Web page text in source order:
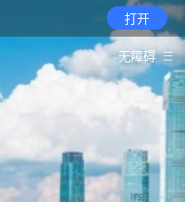
打开
无障碍